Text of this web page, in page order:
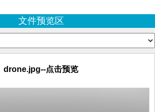
文件预览区
drone.jpg--点击预览